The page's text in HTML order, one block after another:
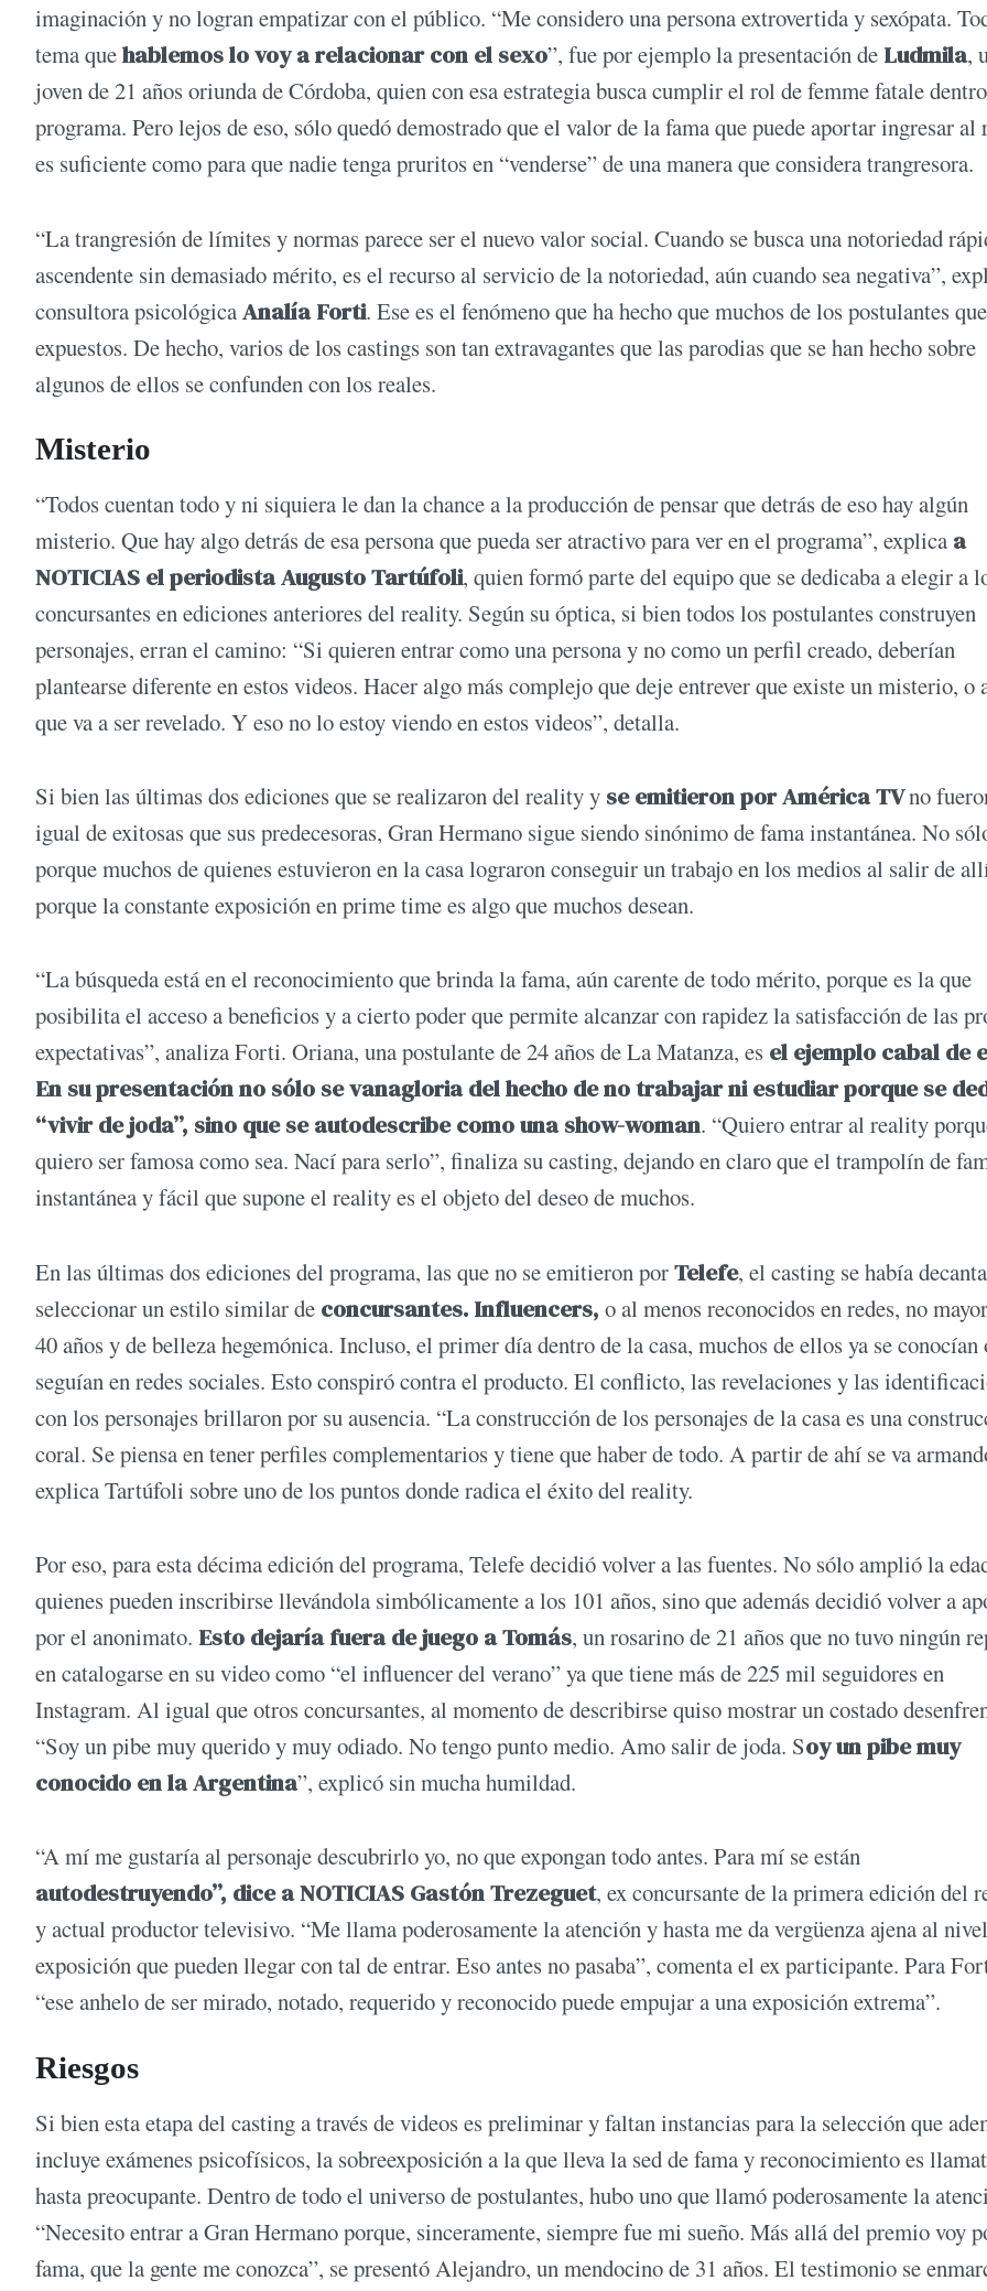
imaginación y no logran empatizar con el público. “Me considero una persona extrovertida y sexópata.
tema quehablemos lo voy a relacionar con el sexo”, fue por ejemplo la presentación de Ludmila,
joven de 21 años oriunda de Córdoba, quien con esa estrategia busca cumplir el rol de femme fatale
programa. Pero lejos de eso, sólo quedó demostrado que el valor de la fama que puede aportar ingresar
es suficiente como para que nadie tenga pruritos en “venderse” de una manera que considera trangresora.
“La trangresión de límites y normas parece ser el nuevo valor social. Cuando se busca una notoriedad
ascendente sin demasiado mérito, es el recurso al servicio de la notoriedad, aún cuando sea negativa”,
consultora psicológicaAnalía Forti. Ese es el fenómeno que ha hecho que muchos de los postulantes
expuestos. De hecho, varios de los castings son tan extravagantes que las parodias que se han hecho sobre
algunos de ellos se confunden con los reales.
Misterio
“Todos cuentan todo y ni siquiera le dan la chance a la producción de pensar que detrás de eso hay algún
misterio. Que hay algo detrás de esa persona que pueda ser atractivo para ver en el programa”, explica a
NOTICIAS el periodista Augusto Tartúfoli, quien formó parte del equipo que se dedicaba a elegir a
concursantes en ediciones anteriores del reality. Según su óptica, si bien todos los postulantes construyen
personajes, erran el camino: “Si quieren entrar como una persona y no como un perfil creado, deberían
plantearse diferente en estos videos. Hacer algo más complejo que deje entrever que existe un misterio, o
que va a ser revelado. Y eso no lo estoy viendo en estos videos”, detalla.
Si bien las últimas dos ediciones que se realizaron del reality y se emitieron por América TVno
igual de exitosas que sus predecesoras, Gran Hermano sigue siendo sinónimo de fama instantánea. No
porque muchos de quienes estuvieron en la casa lograron conseguir un trabajo en los medios al salir de
porque la constante exposición en prime time es algo que muchos desean.
“La búsqueda está en el reconocimiento que brinda la fama, aún carente de todo mérito, porque es la que
posibilita el acceso a beneficios y a cierto poder que permite alcanzar con rapidez la satisfacción de las
expectativas”, analiza Forti. Oriana, una postulante de 24 años de La Matanza, es el ejemplo cabal de
En su presentación no sólo se vanagloria del hecho de no trabajar ni estudiar porque se
“vivir de joda”, sino que se autodescribe como una show-woman. “Quiero entrar al reality
quiero ser famosa como sea. Nací para serlo”, finaliza su casting, dejando en claro que el trampolín de
instantánea y fácil que supone el reality es el objeto del deseo de muchos.
En las últimas dos ediciones del programa, las que no se emitieron porTelefe, el casting se había
seleccionar un estilo similar de concursantes. Influencers, o al menos reconocidos en redes, no
40 años y de belleza hegemónica. Incluso, el primer día dentro de la casa, muchos de ellos ya se conocían
seguían en redes sociales. Esto conspiró contra el producto. El conflicto, las revelaciones y las
con los personajes brillaron por su ausencia. “La construcción de los personajes de la casa es una
coral. Se piensa en tener perfiles complementarios y tiene que haber de todo. A partir de ahí se va
explica Tartúfoli sobre uno de los puntos donde radica el éxito del reality.
Por eso, para esta décima edición del programa, Telefe decidió volver a las fuentes. No sólo amplió la
quienes pueden inscribirse llevándola simbólicamente a los 101 años, sino que además decidió volver a
por el anonimato. Esto dejaría fuera de juego a Tomás, un rosarino de 21 años que no tuvo ningún
en catalogarse en su video como “el influencer del verano” ya que tiene más de 225 mil seguidores en
Instagram. Al igual que otros concursantes, al momento de describirse quiso mostrar un costado
“Soy un pibe muy querido y muy odiado. No tengo punto medio. Amo salir de joda. Soy un pibe muy
conocido en la Argentina”, explicó sin mucha humildad.
“A mí me gustaría al personaje descubrirlo yo, no que expongan todo antes. Para mí se están
autodestruyendo”, dice a NOTICIAS Gastón Trezeguet, ex concursante de la primera edición del
y actual productor televisivo. “Me llama poderosamente la atención y hasta me da vergüenza ajena al
exposición que pueden llegar con tal de entrar. Eso antes no pasaba”, comenta el ex participante. Para
“ese anhelo de ser mirado, notado, requerido y reconocido puede empujar a una exposición extrema”.
Riesgos
Si bien esta etapa del casting a través de videos es preliminar y faltan instancias para la selección que
incluye exámenes psicofísicos, la sobreexposición a la que lleva la sed de fama y reconocimiento es
hasta preocupante. Dentro de todo el universo de postulantes, hubo uno que llamó poderosamente la
“Necesito entrar a Gran Hermano porque, sinceramente, siempre fue mi sueño. Más allá del premio voy
fama, que la gente me conozca”, se presentó Alejandro, un mendocino de 31 años. El testimonio se